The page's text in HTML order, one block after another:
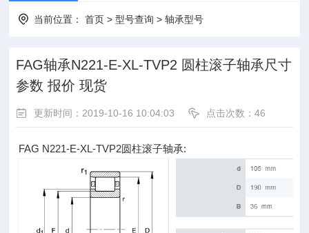
当前位置：首页 >型号查询 >轴承型号
FAG轴承N221-E-XL-TVP2 圆柱滚子轴承尺寸
参数 报价 现货
更新时间：2019-10-16 10:04:03 点击次数：46
FAG N221-E-XL-TVP2圆柱滚子轴承: